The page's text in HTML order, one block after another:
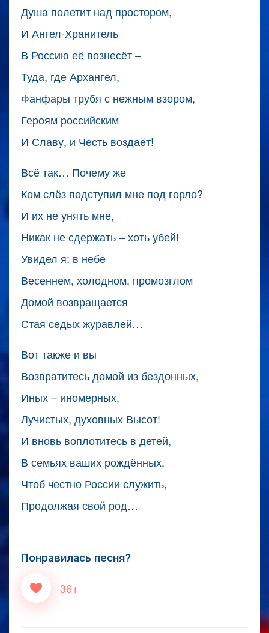
Душа полетит над простором,
И Ангел-Хранитель
В Россию её вознесёт –
Туда, где Архангел,
Фанфары трубя с нежным взором,
Героям российским
И Славу, и Честь воздаёт!
Всё так… Почему же
Ком слёз подступил мне под горло?
И их не унять мне,
Никак не сдержать – хоть убей!
Увидел я: в небе
Весеннем, холодном, промозглом
Домой возвращается
Стая седых журавлей…
Вот также и вы
Возвратитесь домой из бездонных,
Иных – иномерных,
Лучистых, духовных Высот!
И вновь воплотитесь в детей,
В семьях ваших рождённых,
Чтоб честно России служить,
Продолжая свой род…
Понравилась песня?
36+